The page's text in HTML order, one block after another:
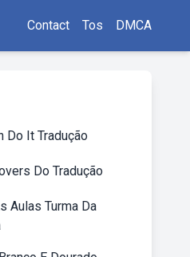
Contact Tos DMCA
Do It Tradução
Do Tradução
Aulas Turma Da